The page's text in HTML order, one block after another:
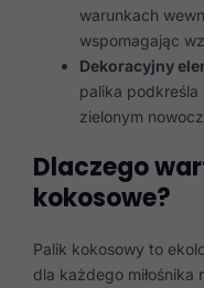
warunkach
wspomagając
Dekoracyjny
palika podkreśla
zielonym
Dlaczego
kokosowe?
Palik kokosowy to
dla każdego miłośnika